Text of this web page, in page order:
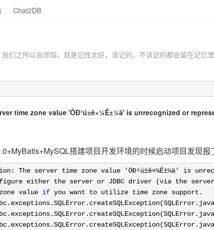
Chat2DB
们之所以会烦恼，就是记性太好，该记的，不该记的都会留在记
time zone value 'ÖÐ¹ú±ê×¼Ê±¼ä' is unrecognized or
搭建项目开发环境的时候启动项目发现报
The server time zone value 'ÖÐ¹ú±ê×¼Ê±¼ä'
is
either the server or JDBC driver (via the
value if you want to utilize time zone support.